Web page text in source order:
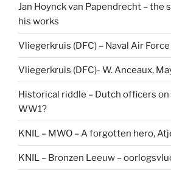
Jan Hoynck van Papendrecht – the
his works
Vliegerkruis (DFC) – Naval Air
Vliegerkruis (DFC)- W. Anceaux,
Historical riddle – Dutch officers
WW1?
KNIL – MWO – A forgotten hero,
KNIL – Bronzen Leeuw –